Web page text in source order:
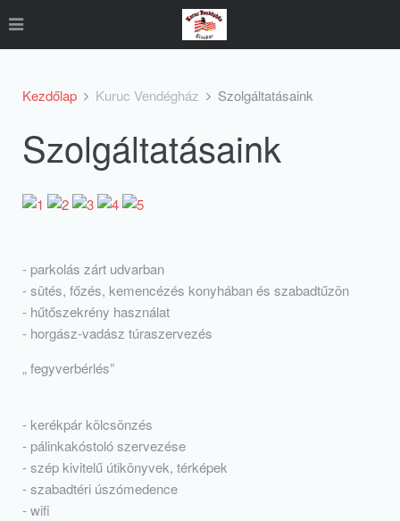
Kezdőlap Kuruc Vendégház Szolgáltatásaink
Szolgáltatásaink
- parkolás zárt udvarban
- sütés, főzés, kemencézés konyhában és szabadtűzön
- hűtőszekrény használat
- horgász-vadász túraszervezés
„ fegyverbérlés”
- kerékpár kölcsönzés
- pálinkakóstoló szervezése
- szép kivitelű útikönyvek, térképek
- szabadtéri úszómedence
- wifi